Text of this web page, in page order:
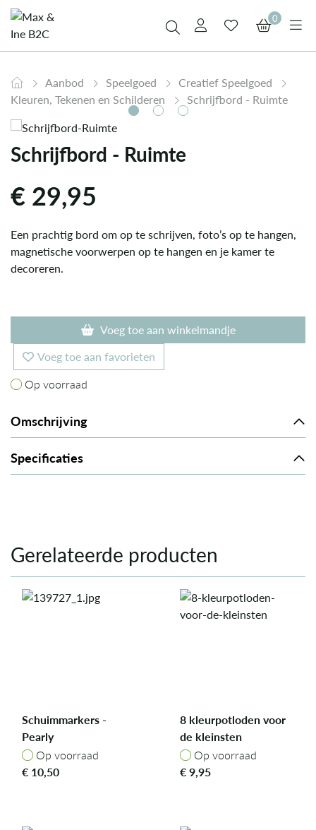
0
Aanbod Speelgoed
Creatief Speelgoed
Kleuren, Tekenen en Schilderen
Schrijfbord - Ruimte
Schrijfbord - Ruimte
€29,95
Een prachtig bord om op te schrijven, foto’s op te hangen,
magnetische voorwerpen op te hangen en je kamer te
decoreren.
Voeg toe aan winkelmandje
Voeg toe aan favorieten
Op voorraad
Op voorraad
Omschrijving
Specificaties
Gerelateerde producten
Schuimmarkers -
Pearly
Op voorraad
Op voorraad
€ 10,50
8 kleurpotloden voor
de kleinsten
Op voorraad
Op voorraad
€9,95